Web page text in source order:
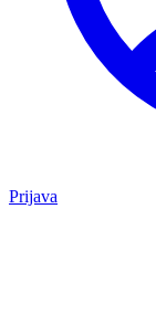
Prijava